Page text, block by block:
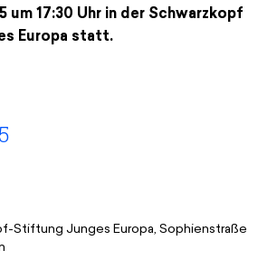
um 17:30 Uhr in der Schwarzkopf
Europa statt.
Stiftung Junges Europa, Sophienstraße